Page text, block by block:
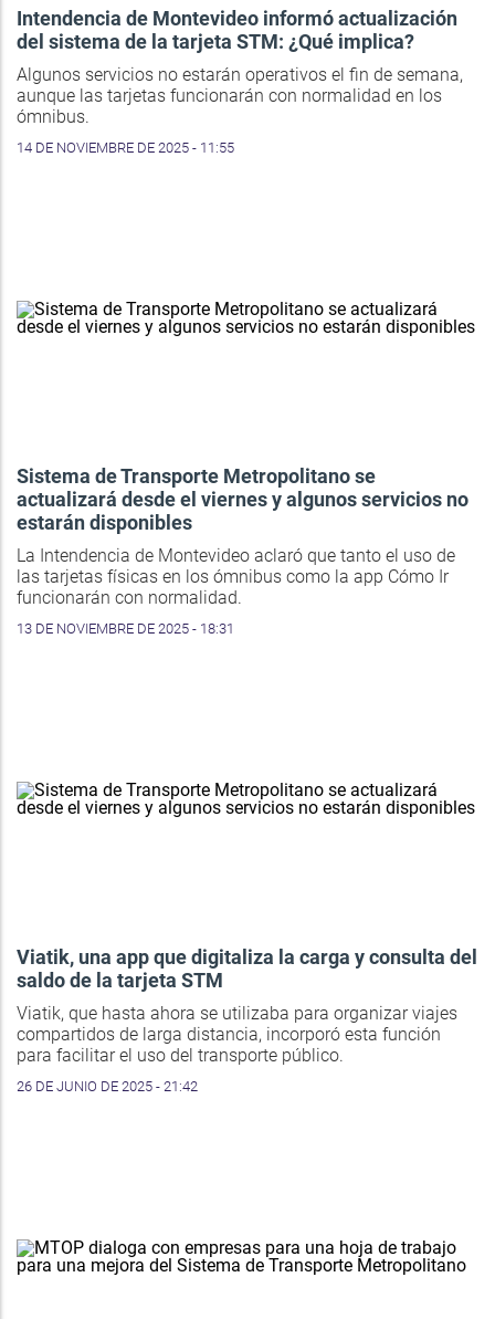
Intendencia de Montevideo informó actualización
del sistema de la tarjeta STM: ¿Qué implica?
Algunos servicios no estarán operativos el fin de semana,
aunque las tarjetas funcionarán con normalidad en los
ómnibus.
14 DE NOVIEMBRE DE 2025 - 11:55
Sistema de Transporte Metropolitano se
actualizará desde el viernes y algunos servicios no
estarán disponibles
La Intendencia de Montevideo aclaró que tanto el uso de
las tarjetas físicas en los ómnibus como la app Cómo Ir
funcionarán con normalidad.
13 DE NOVIEMBRE DE 2025 - 18:31
Viatik, una app que digitaliza la carga y consulta del
saldo de la tarjeta STM
Viatik, que hasta ahora se utilizaba para organizar viajes
compartidos de larga distancia, incorporó esta función
para facilitar el uso del transporte público.
26 DE JUNIO DE 2025 - 21:42